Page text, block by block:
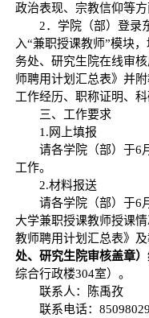
政治表现、宗教信仰等
2．学院（部）登录
入“兼职授课教师”模块
务处、研究生院在线审
师聘用计划汇总表》并
工作经历、职称证明、
三、工作要求
1.网上填报
请各学院（部）于6
工作。
2.材料报送
请各学院（部）于6
大学兼职授课教师授课
教师聘用计划汇总表》
处、研究生院审核盖章）
综合行政楼304室）。
联系人：陈禹孜
联系电话：85098029